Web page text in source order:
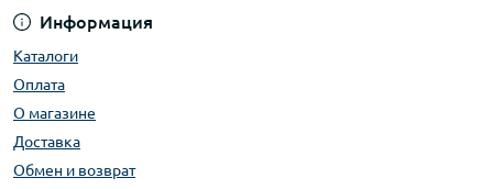
Информация
Каталоги
Оплата
О магазине
Доставка
Обмен и возврат